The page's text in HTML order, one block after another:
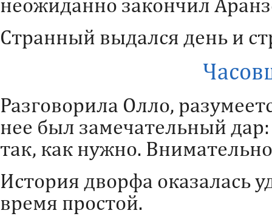
неожиданно закончил
Странный выдался день и
Разговорила Олло,
нее был замечательный
так, как нужно.
История дворфа оказалась
время простой.